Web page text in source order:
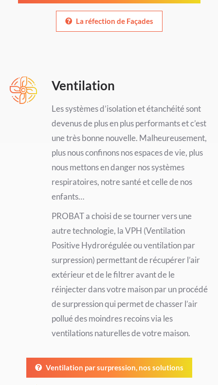
La réfection de Façades
Ventilation
Les systèmes d’isolation et étanchéité sont
devenus de plus en plus performants et c’est
une très bonne nouvelle. Malheureusement,
plus nous confinons nos espaces de vie, plus
nous mettons en danger nos systèmes
respiratoires, notre santé et celle de nos
enfants…
PROBAT a choisi de se tourner vers une
autre technologie, la VPH (Ventilation
Positive Hydrorégulée ou ventilation par
surpression) permettant de récupérer l’air
extérieur et de le filtrer avant de le
réinjecter dans votre maison par un procédé
de surpression qui permet de chasser l’air
pollué des moindres recoins via les
ventilations naturelles de votre maison.
Ventilation par surpression, nos solutions